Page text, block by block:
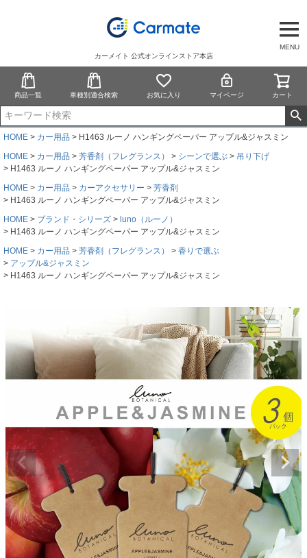
MENU
カーメイト 公式オンラインストア本店
商品一覧 車種別適合検索 お気に入り マイページ カート
HOME カー用品
H1463 ルーノ ハンギングペーパー アップル&ジャスミン
HOME
カー用品 芳香剤（フレグランス） シーンで選ぶ
吊り下げ
H1463 ルーノ ハンギングペーパー アップル&ジャスミン
HOME
カー用品 カーアクセサリー
芳香剤
H1463 ルーノ ハンギングペーパー アップル&ジャスミン
HOME
ブランド・シリーズ
luno（ルーノ）
H1463 ルーノ ハンギングペーパー アップル&ジャスミン
HOME
カー用品 芳香剤（フレグランス）
香りで選ぶ
アップル&ジャスミン
H1463 ルーノ ハンギングペーパー アップル&ジャスミン